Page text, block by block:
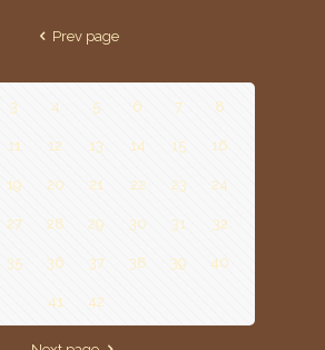
Prev page
3 4 5 6 7 8
11 12 13 14 15 16
19 20 21 22 23 24
27 28 29 30 31 32
35 36 37 38 39 40
41 42